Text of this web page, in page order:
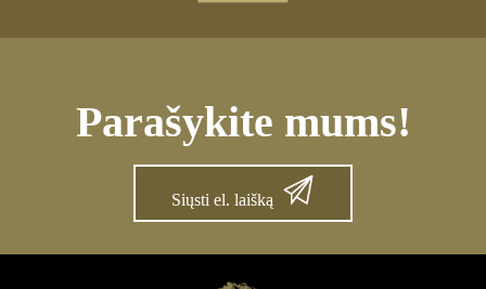
Parašykite mums!
Siųsti el. laišką